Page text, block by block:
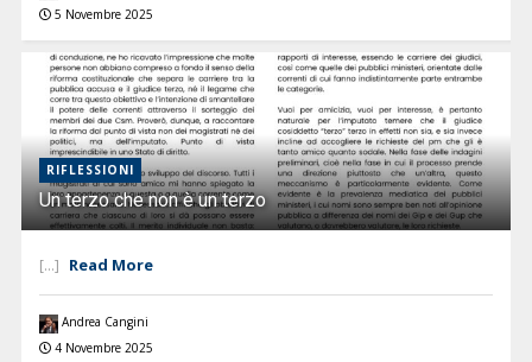
5 Novembre 2025
RIFLESSIONI
Un terzo che non è un terzo
[...] Read More
Andrea Cangini
4 Novembre 2025